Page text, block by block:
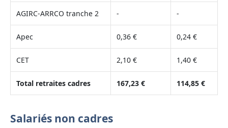
AGIRC-ARRCO tranche 2 - -
Apec 0,36 € 0,24 €
CET 2,10 € 1,40 €
Total retraites cadres 167,23 € 114,85 €
Salariés non cadres